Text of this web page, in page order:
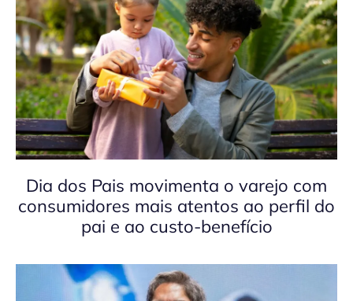
Dia dos Pais movimenta o varejo com
consumidores mais atentos ao perfil do
pai e ao custo-benefício